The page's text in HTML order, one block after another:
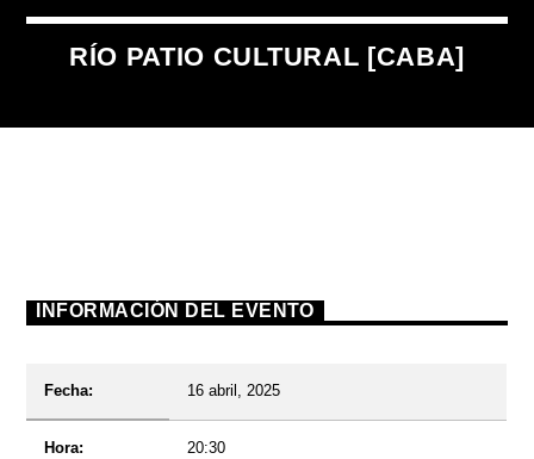
TÍTULO
RÍO PATIO CULTURAL [CABA]
INFORMACIÓN DEL EVENTO
Fecha: 16 abril, 2025
Hora: 20:30